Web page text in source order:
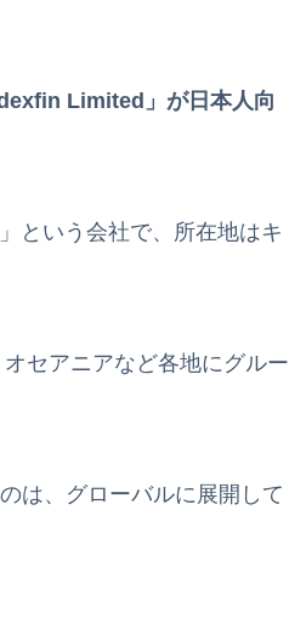
Limited」が日本人向
という会社で、所在地はキ
セアニアなど各地にグルー
は、グローバルに展開して